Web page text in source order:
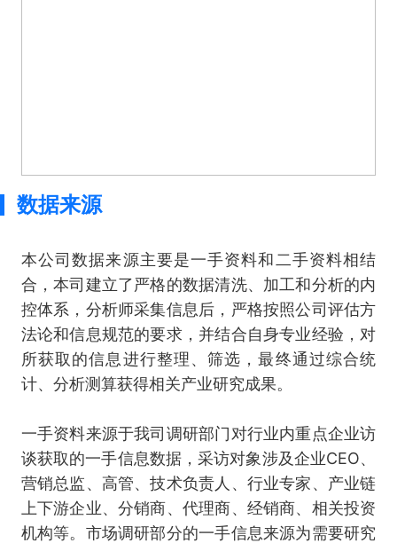
数据来源
本公司数据来源主要是一手资料和二手资料相结
合，本司建立了严格的数据清洗、加工和分析的内
控体系，分析师采集信息后，严格按照公司评估方
法论和信息规范的要求，并结合自身专业经验，对
所获取的信息进行整理、筛选，最终通过综合统
计、分析测算获得相关产业研究成果。
一手资料来源于我司调研部门对行业内重点企业访
谈获取的一手信息数据，采访对象涉及企业CEO、
营销总监、高管、技术负责人、行业专家、产业链
上下游企业、分销商、代理商、经销商、相关投资
机构等。市场调研部分的一手信息来源为需要研究